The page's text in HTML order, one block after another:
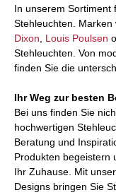
In unserem Sortiment
Stehleuchten. Marken
Dixon
Louis Poulsen
Stehleuchten. Von
finden Sie die
Ihr Weg zur besten
Bei uns finden Sie
hochwertigen
Beratung und
Produkten begeistern
Ihr Zuhause. Mit
Designs bringen Sie